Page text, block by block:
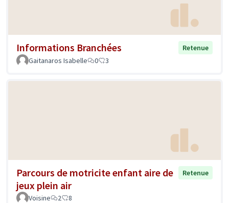
Informations Branchées
Retenue
Gaitanaros Isabelle
0 3
Parcours de motricite enfant aire de
jeux plein air
Retenue
Voisine 2 8